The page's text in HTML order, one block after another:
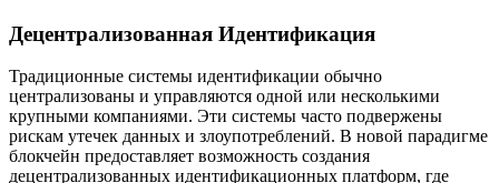
Децентрализованная Идентификация
Традиционные системы идентификации обычно
централизованы и управляются одной или несколькими
крупными компаниями. Эти системы часто подвержены
рискам утечек данных и злоупотреблений. В новой парадигме
блокчейн предоставляет возможность создания
децентрализованных идентификационных платформ, где